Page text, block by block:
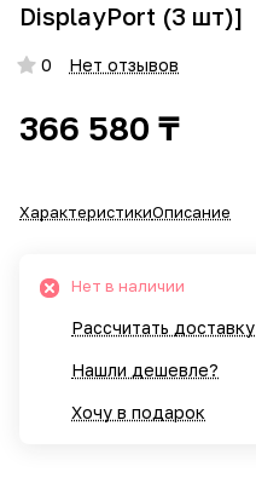
DisplayPort (3 шт)]
0 Нет отзывов
366 580 ₸
ХарактеристикиОписание
Нет в наличии
Рассчитать доставку
Нашли дешевле?
Хочу в подарок